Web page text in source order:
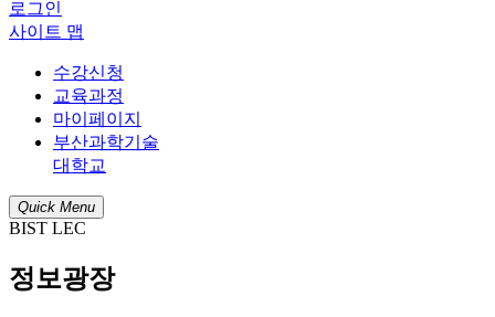
로그인
사이트 맵
수강신청
교육과정
마이페이지
부산과학기술
대학교
Quick Menu
BIST LEC
정보광장